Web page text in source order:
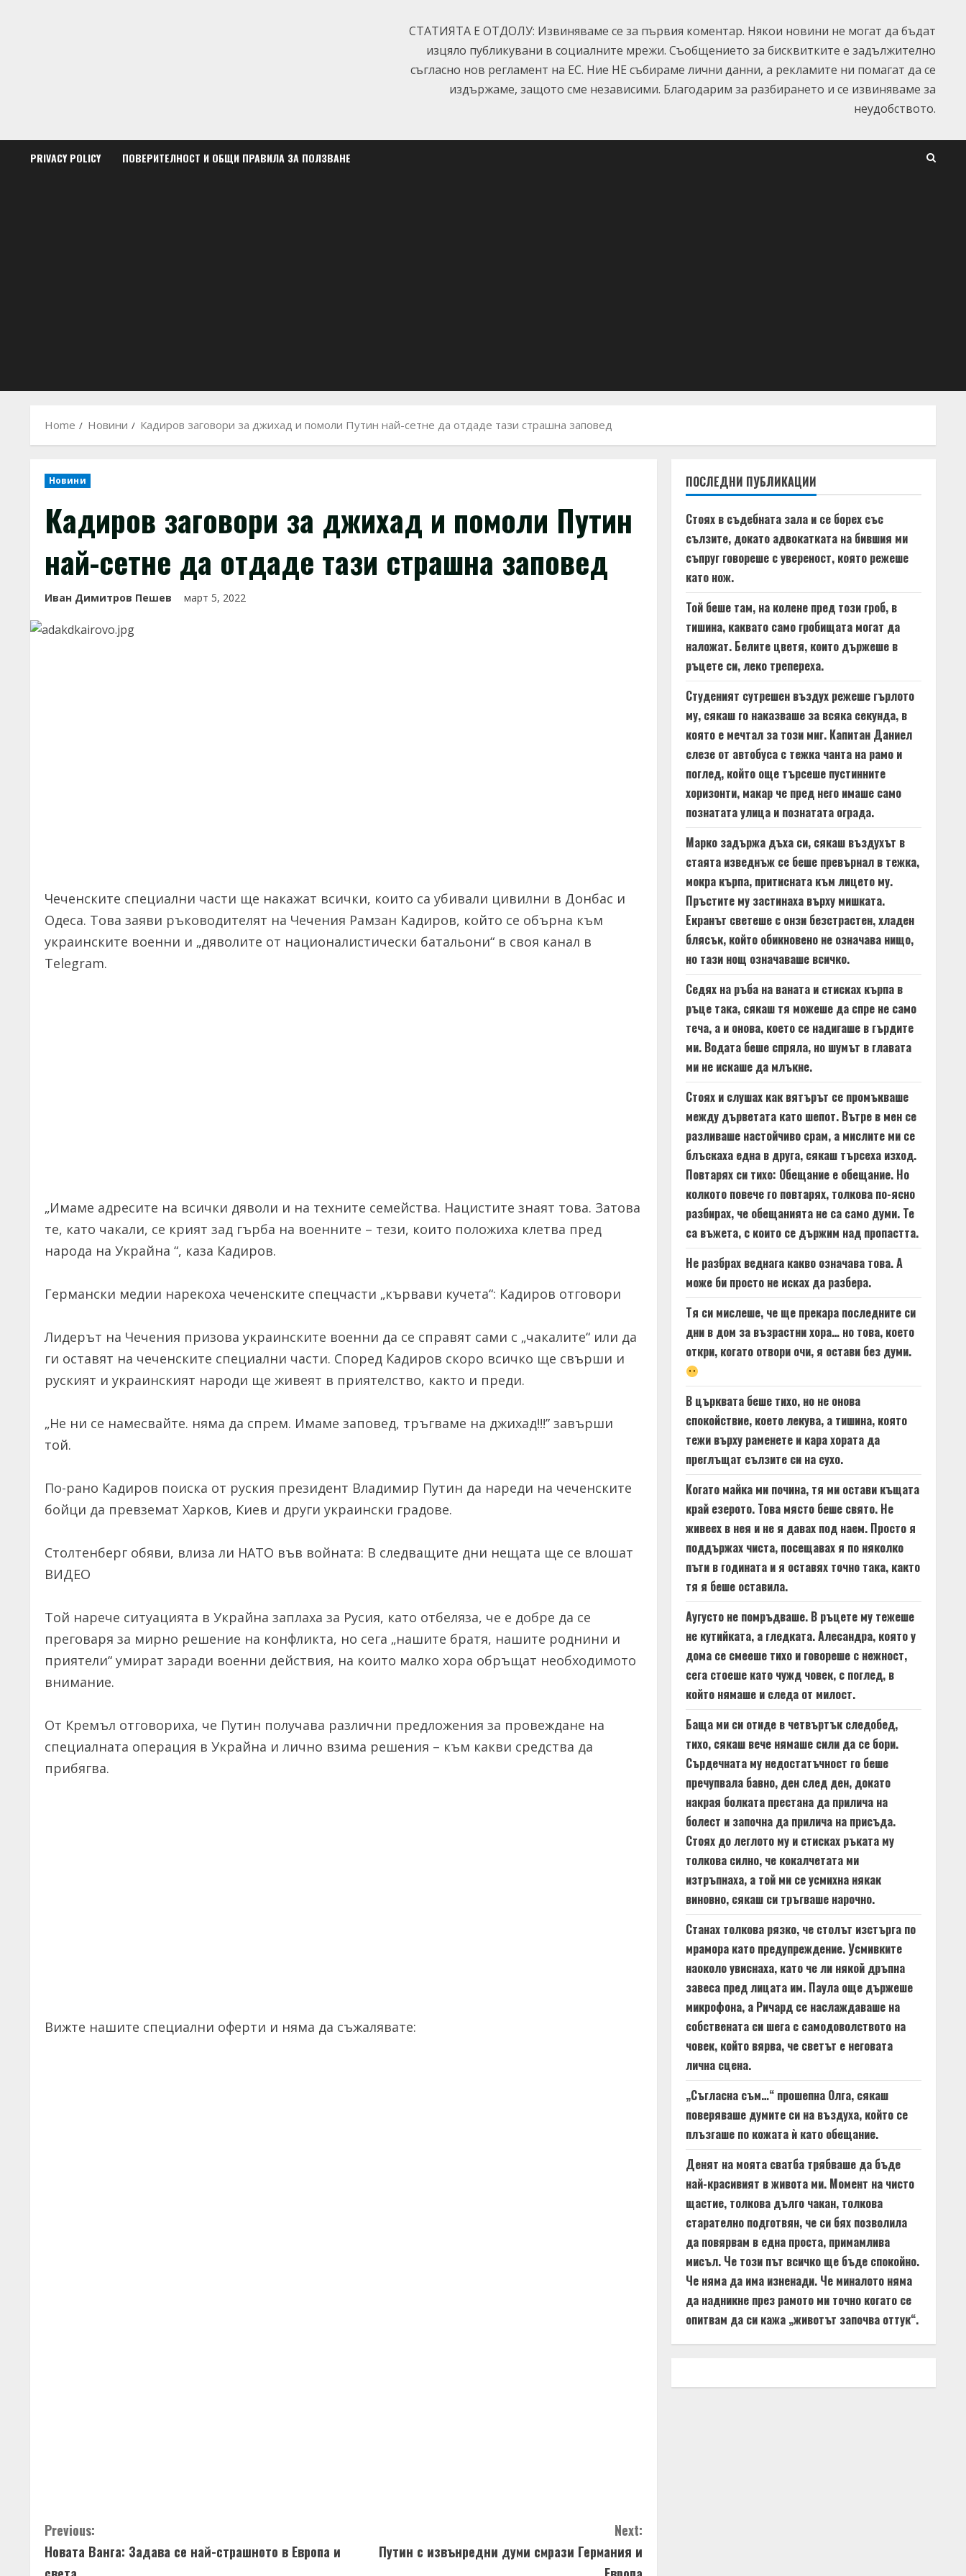
СТАТИЯТА Е ОТДОЛУ: Извиняваме се за първия коментар. Някои новини не могат да бъдат
изцяло публикувани в социалните мрежи. Съобщението за бисквитките е задължително
съгласно нов регламент на ЕС. Ние НЕ събираме лични данни, а рекламите ни помагат да се
издържаме, защото сме независими. Благодарим за разбирането и се извиняваме за
неудобството.
PRIVACY POLICY ПОВЕРИТЕЛНОСТ И ОБЩИ ПРАВИЛА ЗА ПОЛЗВАНЕ
Home Новини Кадиров заговори за джихад и помоли Путин най-сетне да отдаде тази страшна заповед
Новини
Кадиров заговори за джихад и помоли Путин
най-сетне да отдаде тази страшна заповед
Иван Димитров Пешев март 5, 2022
Чеченските специални части ще накажат всички, които са убивали цивилни в Донбас и
Одеса. Това заяви ръководителят на Чечения Рамзан Кадиров, който се обърна към
украинските военни и „дяволите от националистически батальони“ в своя канал в
Telegram.
„Имаме адресите на всички дяволи и на техните семейства. Нацистите знаят това. Затова
те, като чакали, се крият зад гърба на военните – тези, които положиха клетва пред
народа на Украйна “, каза Кадиров.
Германски медии нарекоха чеченските спецчасти „кървави кучета“: Кадиров отговори
Лидерът на Чечения призова украинските военни да се справят сами с „чакалите“ или да
ги оставят на чеченските специални части. Според Кадиров скоро всичко ще свърши и
руският и украинският народи ще живеят в приятелство, както и преди.
„Не ни се намесвайте. няма да спрем. Имаме заповед, тръгваме на джихад!!!” завърши
той.
По-рано Кадиров поиска от руския президент Владимир Путин да нареди на чеченските
бойци да превземат Харков, Киев и други украински градове.
Столтенберг обяви, влиза ли НАТО във войната: В следващите дни нещата ще се влошат
ВИДЕО
Той нарече ситуацията в Украйна заплаха за Русия, като отбеляза, че е добре да се
преговаря за мирно решение на конфликта, но сега „нашите братя, нашите роднини и
приятели“ умират заради военни действия, на които малко хора обръщат необходимото
внимание.
От Кремъл отговориха, че Путин получава различни предложения за провеждане на
специалната операция в Украйна и лично взима решения – към какви средства да
прибягва.
Вижте нашите специални оферти и няма да съжалявате:
R
e
C
o
Previous:
Новата Ванга: Задава се най-страшното в Европа и
Next:
Путин с извънредни думи смрази Германия и
ПОСЛЕДНИ ПУБЛИКАЦИИ
Стоях в съдебната зала и се борех със
сълзите, докато адвокатката на бившия ми
съпруг говореше с увереност, която режеше
като нож.
Той беше там, на колене пред този гроб, в
тишина, каквато само гробищата могат да
наложат. Белите цветя, които държеше в
ръцете си, леко трепереха.
Студеният сутрешен въздух режеше гърлото
му, сякаш го наказваше за всяка секунда, в
която е мечтал за този миг. Капитан Даниел
слезе от автобуса с тежка чанта на рамо и
поглед, който още търсеше пустинните
хоризонти, макар че пред него имаше само
познатата улица и познатата ограда.
Марко задържа дъха си, сякаш въздухът в
стаята изведнъж се беше превърнал в тежка,
мокра кърпа, притисната към лицето му.
Пръстите му застинаха върху мишката.
Екранът светеше с онзи безстрастен, хладен
блясък, който обикновено не означава нищо,
но тази нощ означаваше всичко.
Седях на ръба на ваната и стисках кърпа в
ръце така, сякаш тя можеше да спре не само
теча, а и онова, което се надигаше в гърдите
ми. Водата беше спряла, но шумът в главата
ми не искаше да млъкне.
Стоях и слушах как вятърът се промъкваше
между дърветата като шепот. Вътре в мен се
разливаше настойчиво срам, а мислите ми се
блъскаха една в друга, сякаш търсеха изход.
Повтарях си тихо: Обещание е обещание. Но
колкото повече го повтарях, толкова по-ясно
разбирах, че обещанията не са само думи. Те
са въжета, с които се държим над пропастта.
Не разбрах веднага какво означава това. А
може би просто не исках да разбера.
Тя си мислеше, че ще прекара последните си
дни в дом за възрастни хора… но това, което
откри, когато отвори очи, я остави без думи.
В църквата беше тихо, но не онова
спокойствие, което лекува, а тишина, която
тежи върху раменете и кара хората да
преглъщат сълзите си на сухо.
Когато майка ми почина, тя ми остави къщата
край езерото. Това място беше свято. Не
живеех в нея и не я давах под наем. Просто я
поддържах чиста, посещавах я по няколко
пъти в годината и я оставях точно така, както
тя я беше оставила.
Аугусто не помръдваше. В ръцете му тежеше
не кутийката, а гледката. Алесандра, която у
дома се смееше тихо и говореше с нежност,
сега стоеше като чужд човек, с поглед, в
който нямаше и следа от милост.
Баща ми си отиде в четвъртък следобед,
тихо, сякаш вече нямаше сили да се бори.
Сърдечната му недостатъчност го беше
пречупвала бавно, ден след ден, докато
накрая болката престана да прилича на
болест и започна да прилича на присъда.
Стоях до леглото му и стисках ръката му
толкова силно, че кокалчетата ми
изтръпнаха, а той ми се усмихна някак
виновно, сякаш си тръгваше нарочно.
Станах толкова рязко, че столът изстърга по
мрамора като предупреждение. Усмивките
наоколо увиснаха, като че ли някой дръпна
завеса пред лицата им. Паула още държеше
микрофона, а Ричард се наслаждаваше на
собствената си шега с самодоволството на
човек, който вярва, че светът е неговата
лична сцена.
„Съгласна съм…“ прошепна Олга, сякаш
поверяваше думите си на въздуха, който се
плъзгаше по кожата ѝ като обещание.
Денят на моята сватба трябваше да бъде
най-красивият в живота ми. Момент на чисто
щастие, толкова дълго чакан, толкова
старателно подготвян, че си бях позволила
да повярвам в една проста, примамлива
мисъл. Че този път всичко ще бъде спокойно.
Че няма да има изненади. Че миналото няма
да надникне през рамото ми точно когато се
опитвам да си кажа „животът започва оттук“.